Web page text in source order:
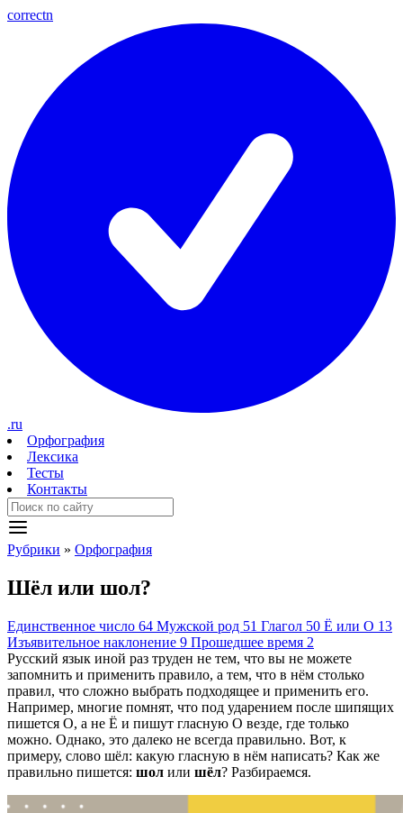
correctn
.ru
Орфография
Лексика
Тесты
Контакты
Рубрики » Орфография
Шёл или шол?
Единственное число 64 Мужской род 51 Глагол 50 Ё или О 13
Изъявительное наклонение 9 Прошедшее время 2
Русский язык иной раз труден не тем, что вы не можете
запомнить и применить правило, а тем, что в нём столько
правил, что сложно выбрать подходящее и применить его.
Например, многие помнят, что под ударением после шипящих
пишется О, а не Ё и пишут гласную О везде, где только
можно. Однако, это далеко не всегда правильно. Вот, к
примеру, слово шёл: какую гласную в нём написать? Как же
правильно пишется: шол или шёл? Разбираемся.